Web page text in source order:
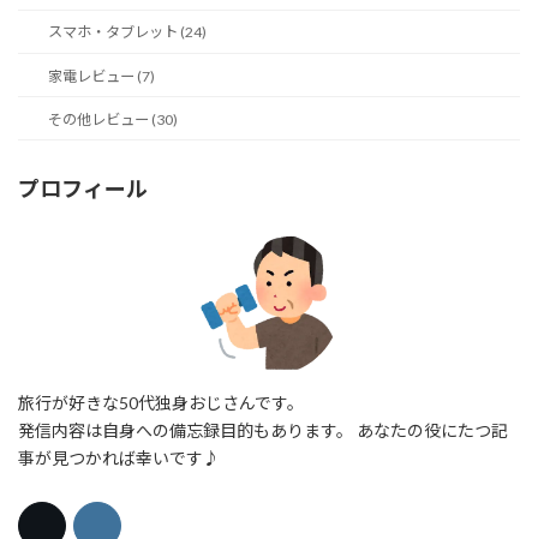
スマホ・タブレット (24)
家電レビュー (7)
その他レビュー (30)
プロフィール
旅行が好きな50代独身おじさんです。
発信内容は自身への備忘録目的もあります。 あなたの役にたつ記
事が見つかれば幸いです♪